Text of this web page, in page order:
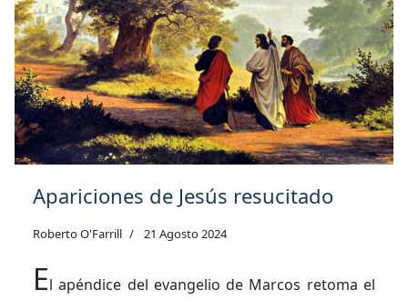
Apariciones de Jesús resucitado
Roberto O'Farrill 21 Agosto 2024
El apéndice del evangelio de Marcos retoma el